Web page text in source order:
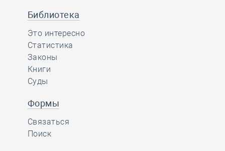
Библиотека
Это интересно
Статистика
Законы
Книги
Суды
Формы
Связаться
Поиск